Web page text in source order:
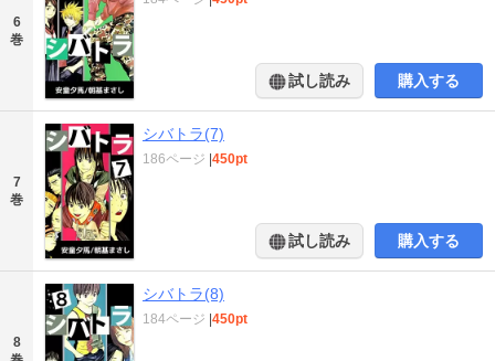
6
巻
試し読み 購入する
7
巻
シバトラ(7)
186ページ |450pt
試し読み 購入する
8
シバトラ(8)
184ページ |450pt